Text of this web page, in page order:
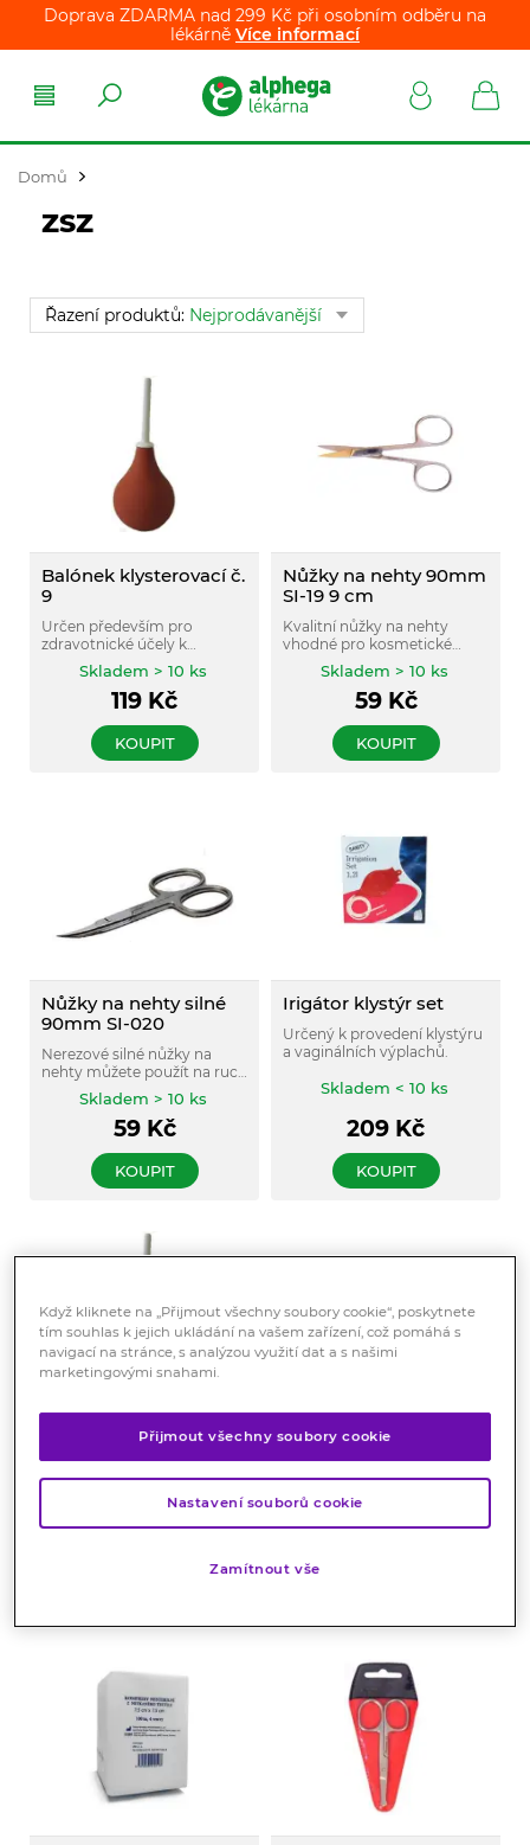
Doprava ZDARMA nad 299 Kč při osobním odběru na
lékárně Více informací
Domů
ZSZ
Řazení produktů: Nejprodávanější
Balónek klysterovací č.
9
Určen především pro
zdravotnické účely k
provádění klystýru.
Skladem > 10 ks
119 Kč
KOUPIT
Nůžky na nehty 90mm
SI-19 9 cm
Kvalitní nůžky na nehty
vhodné pro kosmetické
salony i domácí použití.
Skladem > 10 ks
59Kč
KOUPIT
Nůžky na nehty silné
90mm SI-020
Nerezové silné nůžky na
nehty můžete použít na ruce
Skladem > 10 ks
59Kč
KOUPIT
Irigátor klystýr set
Určený k provedení klystýru
a vaginálních výplachů.
Skladem < 10 ks
209 Kč
KOUPIT
Balónek klysterovací č.
Určen především pro
zdravotnické účely k
Skladem > 10 ks
Gáza hydrofilní role
90cmx10m
Ze 100% bavlny. Baleno
jednotlivě v papíře a igelitu.
Skladem > 10 ks
Když kliknete na „Přijmout všechny soubory cookie“, poskytnete
tím souhlas k jejich ukládání na vašem zařízení, což pomáhá s
navigací na stránce, s analýzou využití dat a s našimi
marketingovými snahami.
Přijmout všechny soubory cookie
Nastavení souborů cookie
Zamítnout vše